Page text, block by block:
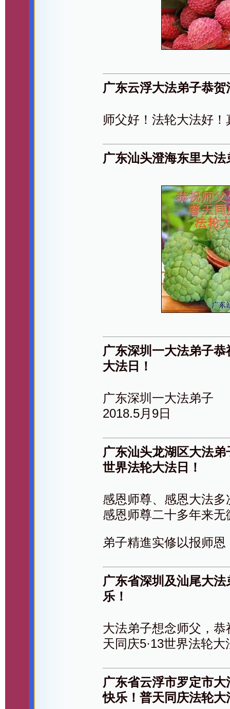
广东云浮大法弟子恭
师父好！法轮大法好
广东汕头澄海东里大
广东深圳一大法弟子
大法日！
广东深圳一大法弟子
2018.5月9日
广东汕头龙湖区大法
世界法轮大法日！
感恩师尊、感恩大法
感恩师尊二十多年来
弟子精進实修以报师恩
广东省深圳及汕尾大
乐！
大法弟子想念师父，
天同庆5·13世界法轮大
广东省云浮市罗定市
快乐！普天同庆法轮大